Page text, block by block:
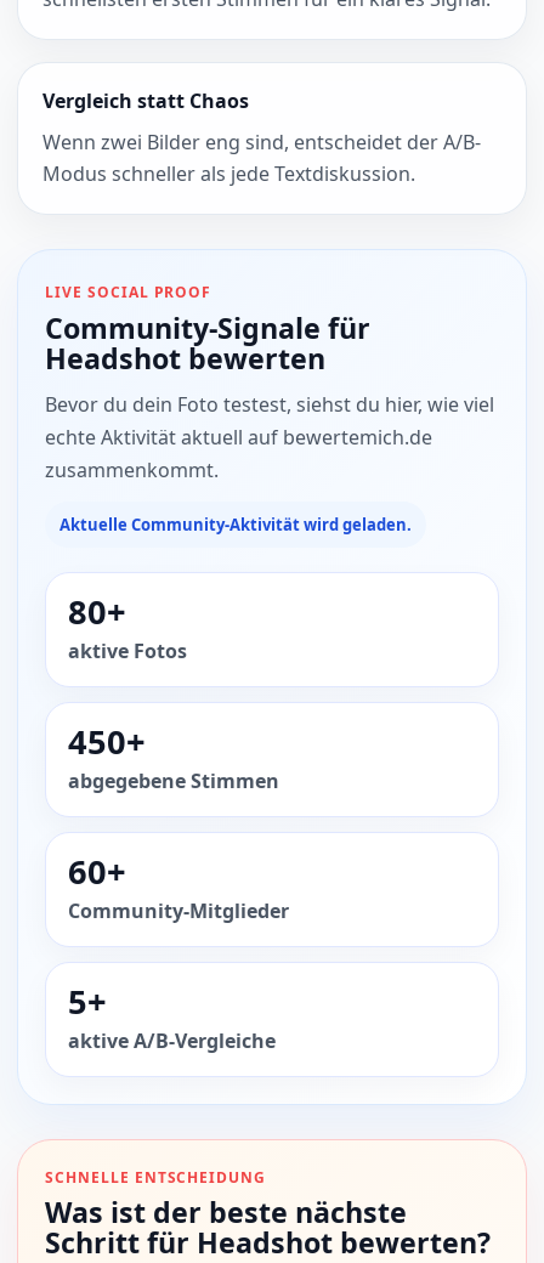
Vergleich statt Chaos
Wenn zwei Bilder eng sind, entscheidet der A/B-
Modus schneller als jede Textdiskussion.
LIVE SOCIAL PROOF
Community-Signale für
Headshot bewerten
Bevor du dein Foto testest, siehst du hier, wie viel
echte Aktivität aktuell auf bewertemich.de
zusammenkommt.
Aktuelle Community-Aktivität wird geladen.
80+
aktive Fotos
450+
abgegebene Stimmen
60+
Community-Mitglieder
5+
aktive A/B-Vergleiche
SCHNELLE ENTSCHEIDUNG
Was ist der beste nächste
Schritt für Headshot bewerten?